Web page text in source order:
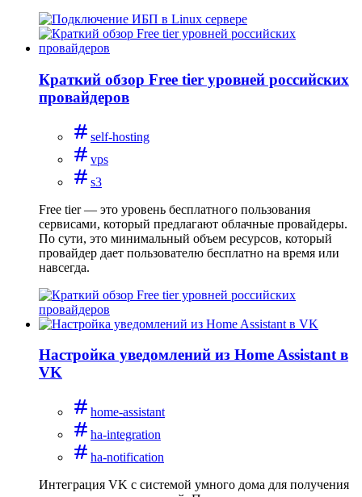
Краткий обзор Free tier уровней российских
провайдеров
self-hosting
vps
s3
Free tier — это уровень бесплатного пользования
сервисами, который предлагают облачные провайдеры.
По сути, это минимальный объем ресурсов, который
провайдер дает пользователю бесплатно на время или
навсегда.
Настройка уведомлений из Home Assistant в
VK
home-assistant
ha-integration
ha-notification
Интеграция VK с системой умного дома для получения